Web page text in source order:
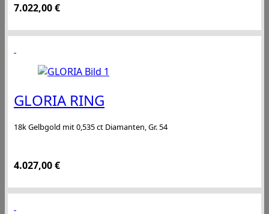
7.022,00€
GLORIA RING
18k Gelbgold mit 0,535 ct Diamanten, Gr. 54
4.027,00€